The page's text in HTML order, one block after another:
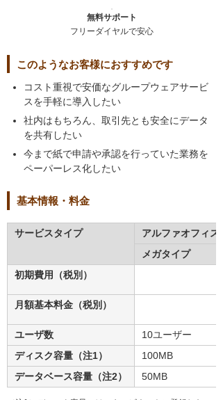
無料サポート
フリーダイヤルで安心
このようなお客様におすすめです
コスト重視で安価なグループウェアサービ
スを手軽に導入したい
社内はもちろん、取引先とも安全にデータ
を共有したい
今まで紙で申請や承認を行っていた業務を
ペーパーレス化したい
基本情報・料金
サービスタイプ
アルファオフィス
メガタイプ
初期費用（税別）
月額基本料金（税別）
ユーザ数
10ユーザー
ディスク容量（注1）
100MB
データベース容量（注2）
50MB